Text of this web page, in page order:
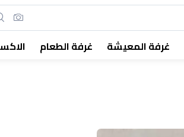
غرفة المعيشة غرفة الطعام